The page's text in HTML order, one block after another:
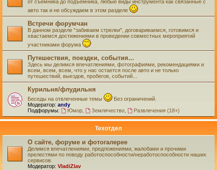
от съемника до подъемника, любые виды инструмента как связанные с
авто так и не обсуждаем в этом разделе
Встречи форумчан
В данном разделе "забиваем стрелки", договариваемся, готовимся и
хвастаемся достижениями в проведении совместных мероприятий
участниками форума
Путешествия, поездки, события...
Здесь мы делимся впечатлениями, фотографиями, рекомендациями и
всем, всем, всем, что у нас остается после авто и не только
путешествий, выездов, пробегов, событий...
Курильня/флудильня
Беседы на отвлеченные темы
Без ограничений.
Модератор: andy
Подфорумы:
Юмор, Землячество, Развлечения (18+)
Техотдел
О сайте, форуме и фотогалерее
Делимся впечатлениями, предложениями, жалобами и прочими
прелестями по поводу работоспособности/неработоспособности наших
сервисов.
Модератор: VladiZlav